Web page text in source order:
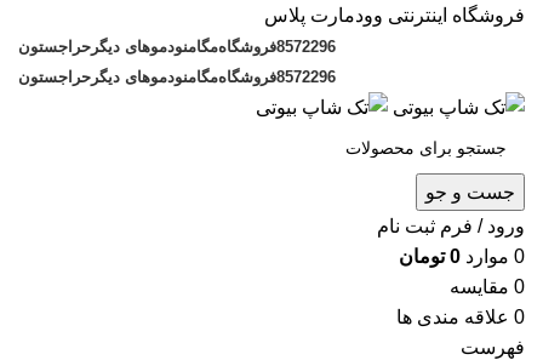
فروشگاه اینترنتی وودمارت پلاس
8572296فروشگاهمگامنودموهای دیگر حراجستون
8572296فروشگاهمگامنودموهای دیگر حراجستون
جست و جو
ورود / فرم ثبت نام
0 موارد 0 تومان
0 مقایسه
0 علاقه مندی ها
فهرست